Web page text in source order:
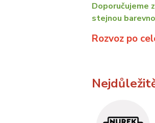
Doporučujeme
stejnou
Rozvoz po